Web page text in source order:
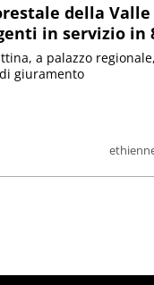
della Valle
in servizio in
a palazzo
giuramento